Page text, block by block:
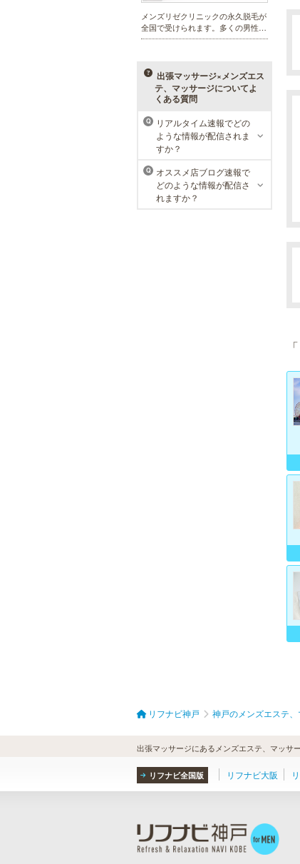
メンズリゼクリニックの永久脱毛が
全国で受けられます。多くの男性患
者様にご支持頂き、新宿1院から始
るクリニックになりました。
ラ・パルレ 神戸本店
ラ・パルレでは、脱毛、フェイシャ
ルや引き締め、アロマトリートメン
ト、本格的なダイエットコース等、
幅広いメニューでお客様の美を応
援。初めてで不安という方には、初
出張マッサージ×メンズエス
テ、マッサージについてよ
くある質問
Q
リアルタイム速報でどの
ような情報が配信されま
すか？
Q
オススメ店ブログ速報で
どのような情報が配信さ
れますか？
リフナビ神戸 神戸のメンズエステ
出張マッサージにあるメンズエステ、マッサ
リフナビ全国版 リフナビ大阪